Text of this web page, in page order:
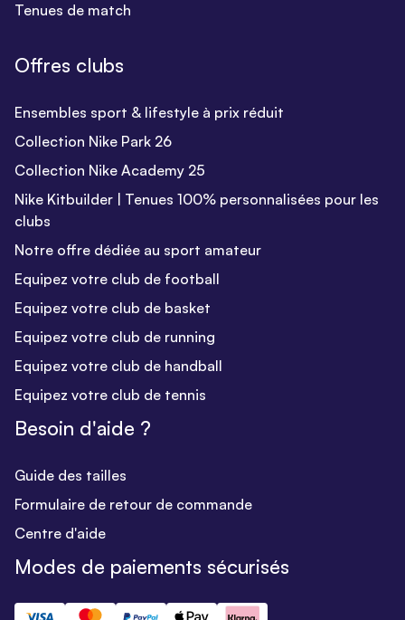
Tenues de match
Offres clubs
Ensembles sport & lifestyle à prix réduit
Collection Nike Park 26
Collection Nike Academy 25
Nike Kitbuilder | Tenues 100% personnalisées pour les
clubs
Notre offre dédiée au sport amateur
Equipez votre club de football
Equipez votre club de basket
Equipez votre club de running
Equipez votre club de handball
Equipez votre club de tennis
Besoin d'aide ?
Guide des tailles
Formulaire de retour de commande
Centre d'aide
Modes de paiements sécurisés